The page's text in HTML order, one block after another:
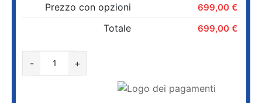
Prezzo con opzioni 699,00 €
Totale 699,00 €
- +